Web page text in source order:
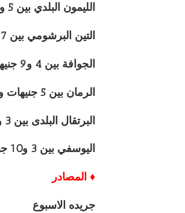
الليمون البلدي بين 5 و11 جنيها.
التين البرشومي بين 7 جنيهات و13 جنيها.
الجوافة بين 4 و9 جنيهات.
الرمان بين 5 جنيهات و11 جنيها.
البرتقال البلدى بين 3 و5 جنيهات.
اليوسفي بين 3 و10 جنيهات.
♦ المصادر
جريده الاسبوع